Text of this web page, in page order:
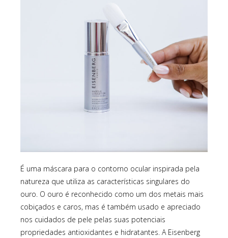
É uma máscara para o contorno ocular inspirada pela
natureza que utiliza as características singulares do
ouro. O ouro é reconhecido como um dos metais mais
cobiçados e caros, mas é também usado e apreciado
nos cuidados de pele pelas suas potenciais
propriedades antioxidantes e hidratantes. A Eisenberg